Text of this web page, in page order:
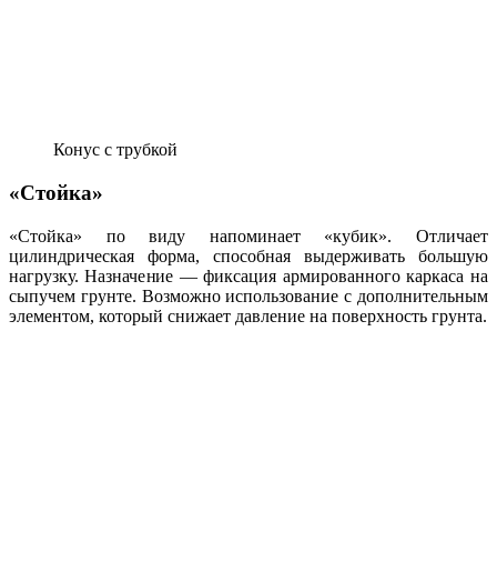
Конус с трубкой
«Стойка»
«Стойка» по виду напоминает «кубик». Отличает
цилиндрическая форма, способная выдерживать большую
нагрузку. Назначение — фиксация армированного каркаса на
сыпучем грунте. Возможно использование с дополнительным
элементом, который снижает давление на поверхность грунта.